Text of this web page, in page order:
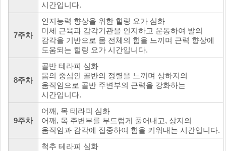
시간입니다.
7주차
인지능력 향상을 위한 힐링 요가 심화
미세 근육과 감각기관을 인지하고 운동하여 발의
감각을 기반으로 몸 전체의 힘을 느끼며 근력 향상에
도움되는 힐링 요가 시간입니다.
8주차
골반 테라피 심화
몸의 중심인 골반의 정렬을 느끼며 상하지의
움직임으로 골반 주변부의 근력을 강화하는
시간입니다.
9주차
어깨, 목 테라피 심화
어깨, 목 주변부를 부드럽게 풀어내고, 상지의
움직임과 감각에 집중하여 힘을 키워내는 시간입니다.
척추 테라피 심화